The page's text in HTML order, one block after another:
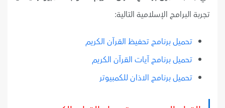
تجربة البرامج الإسلامية التالية:
تحميل برنامج تحفيظ القرآن الكريم
تحميل برنامج آيات القرآن الكريم
تحميل برنامج الاذان للكمبيوتر